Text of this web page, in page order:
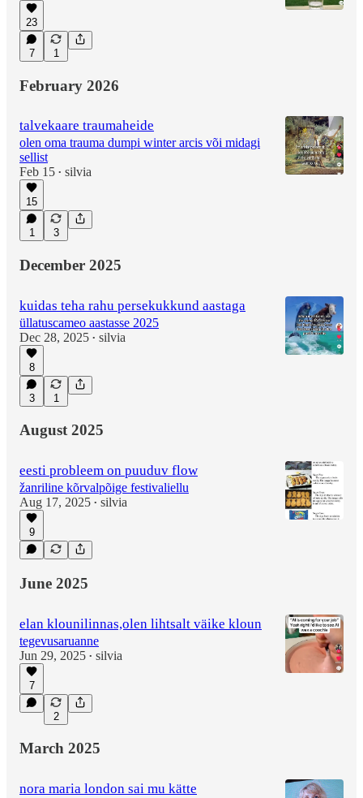
23
7 1
February 2026
talvekaare traumaheide
olen oma trauma dumpi winter arcis või midagi
sellist
Feb 15 • silvia
15
1 3
December 2025
kuidas teha rahu persekukkund aastaga
üllatuscameo aastasse 2025
Dec 28, 2025 • silvia
8
3 1
August 2025
eesti probleem on puuduv flow
žanriline kõrvalpõige festivaliellu
Aug 17, 2025 • silvia
9
June 2025
elan klounilinnas,olen lihtsalt väike kloun
tegevusaruanne
Jun 29, 2025 • silvia
7
2
March 2025
nora maria london sai mu kätte